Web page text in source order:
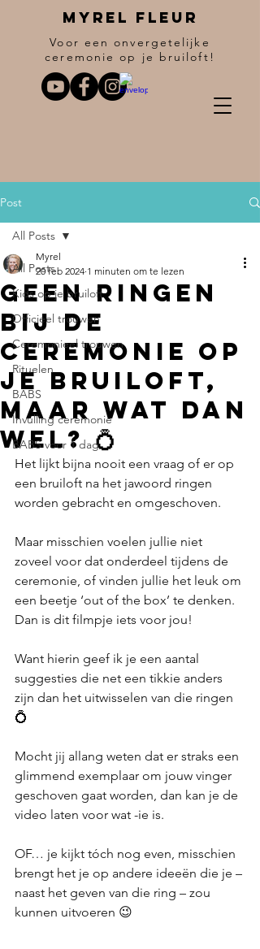
Myrel fleur
Voor een onvergetelijke
ceremonie op je bruiloft!
Post
All Posts
Kids op je bruiloft
Officieel trouwen
Ceremonieel trouwen
Rituelen
BABS
Invulling ceremonie
BABS voor 1 dag
All Posts
Geen ringen
bij de
ceremonie op
je bruiloft,
maar wat dan
wel? 💍
Myrel
20 feb 2024 1 minuten om te lezen
Het lijkt bijna nooit een vraag of er op
een bruiloft na het jawoord ringen
worden gebracht en omgeschoven.
Maar misschien voelen jullie niet
zoveel voor dat onderdeel tijdens de
ceremonie, of vinden jullie het leuk om
een beetje ‘out of the box’ te denken.
Dan is dit filmpje iets voor jou!
Want hierin geef ik je een aantal
suggesties die net een tikkie anders
zijn dan het uitwisselen van die ringen
💍
Mocht jij allang weten dat er straks een
glimmend exemplaar om jouw vinger
geschoven gaat worden, dan kan je de
video laten voor wat -ie is.
OF… je kijkt tóch nog even, misschien
brengt het je op andere ideeën die je –
naast het geven van die ring – zou
kunnen uitvoeren 😉